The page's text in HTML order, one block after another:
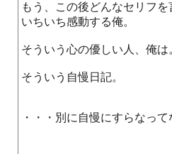
もう、この後どんなセリフ
いちいち感動する俺。
そういう心の優しい人、俺は
そういう自慢日記。
・・・別に自慢にすらなっ